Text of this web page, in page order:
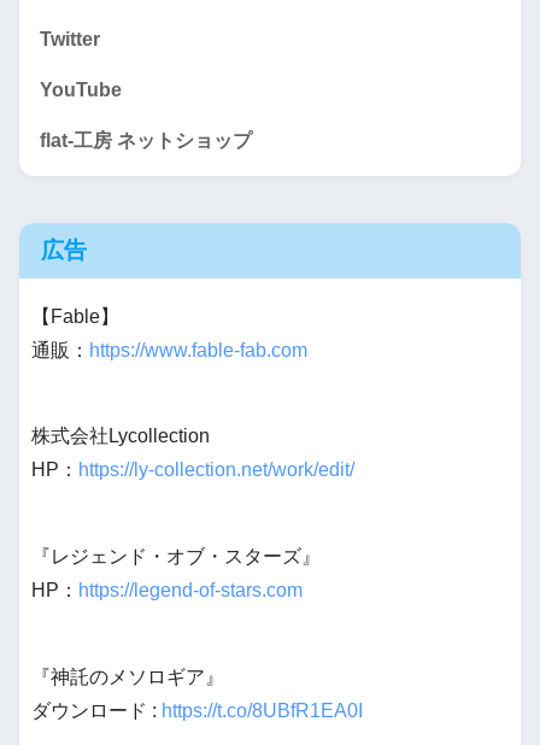
Twitter
YouTube
flat-工房 ネットショップ
広告
【Fable】
通販： https://www.fable-fab.com
株式会社Lycollection
HP： https://ly-collection.net/work/edit/
『レジェンド・オブ・スターズ』
HP： https://legend-of-stars.com
『神託のメソロギア』
ダウンロード : https://t.co/8UBfR1EA0I